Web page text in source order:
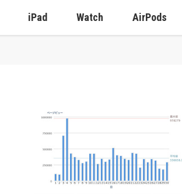
iPad Watch AirPods